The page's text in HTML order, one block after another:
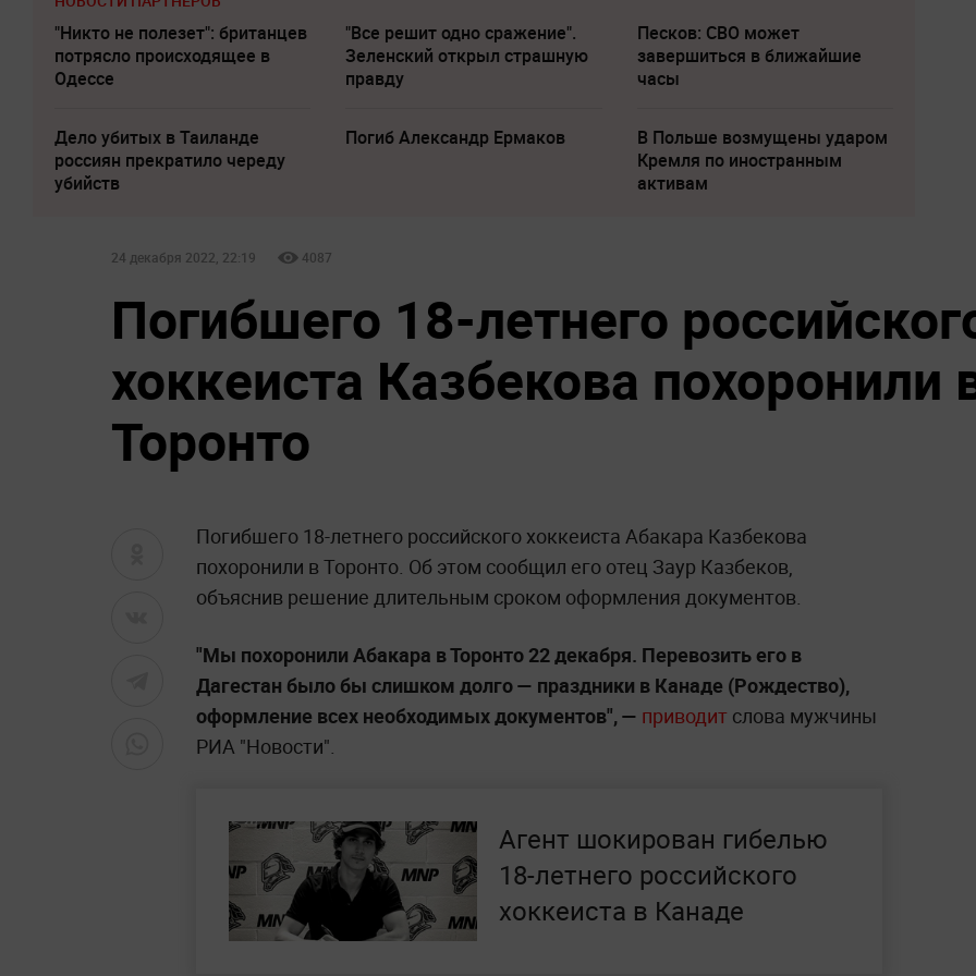
"Никто не полезет": британцев
потрясло происходящее в
Одессе
"Все решит одно сражение".
Зеленский открыл страшную
правду
Песков: СВО может
завершиться в ближайшие
часы
Дело убитых в Таиланде
россиян прекратило череду
убийств
Погиб Александр Ермаков
В Польше возмущены ударом
Кремля по иностранным
активам
24 декабря 2022, 22:19 4087
Погибшего 18-летнего
хоккеиста Казбекова похоронили
Торонто
Погибшего 18-летнего российского хоккеиста Абакара Казбекова
похоронили в Торонто. Об этом сообщил его отец Заур Казбеков,
объяснив решение длительным сроком оформления документов.
"Мы похоронили Абакара в Торонто 22 декабря. Перевозить его в
Дагестан было бы слишком долго — праздники в Канаде (Рождество),
оформление всех необходимых документов", — приводит слова мужчины
РИА "Новости".
Агент шокирован гибелью
18-летнего российского
хоккеиста в Канаде